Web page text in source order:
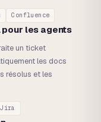
Confluence
les agents
un ticket
les docs
résolus et les
Jira